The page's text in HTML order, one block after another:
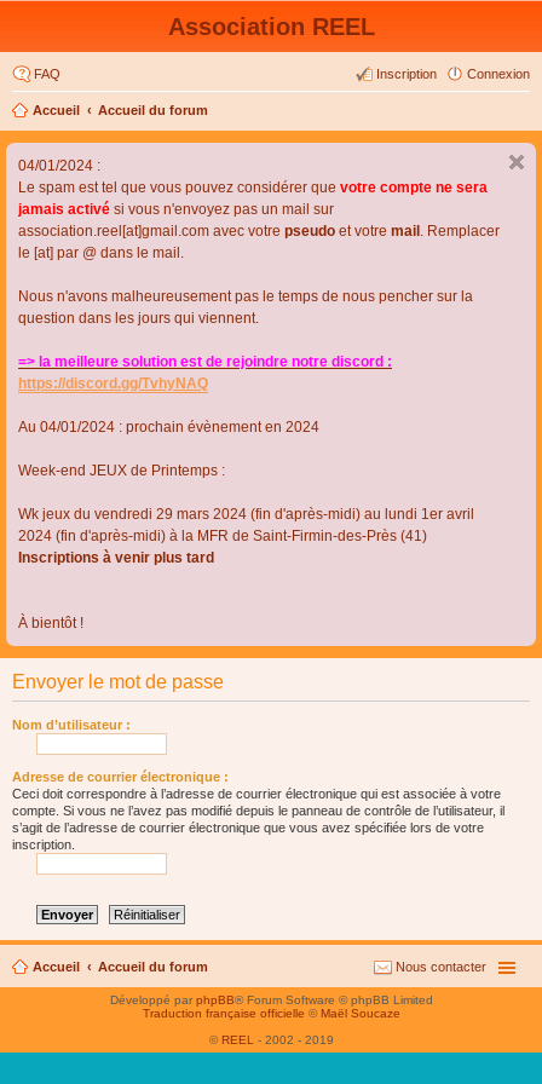
Association REEL
FAQ Connexion
Inscription
Accueil Accueil du forum
04/01/2024 :
Le spam est tel que vous pouvez considérer que votre compte ne sera
jamais activé si vous n'envoyez pas un mail sur
association.reel[at]gmail.com avec votre pseudo et votre mail . Remplacer
le [at] par @ dans le mail.
Nous n'avons malheureusement pas le temps de nous pencher sur la
question dans les jours qui viennent.
=> la meilleure solution est de rejoindre notre discord :
https://discord.gg/TvhyNAQ
Au 04/01/2024 : prochain évènement en 2024
Week-end JEUX de Printemps :
Wk jeux du vendredi 29 mars 2024 (fin d'après-midi) au lundi 1er avril
2024 (fin d'après-midi) à la MFR de Saint-Firmin-des-Près (41)
Inscriptions à venir plus tard
À bientôt !
Envoyer le mot de passe
Nom d’utilisateur :
Adresse de courrier électronique :
Ceci doit correspondre à l’adresse de courrier électronique qui est associée à votre
compte. Si vous ne l’avez pas modifié depuis le panneau de contrôle de l’utilisateur, il
s’agit de l’adresse de courrier électronique que vous avez spécifiée lors de votre
inscription.
Accueil Accueil du forum Nous contacter
Développé parphpBB® Forum Software © phpBB Limited
Traduction française officielle © Maël Soucaze
© REEL - 2002 - 2019